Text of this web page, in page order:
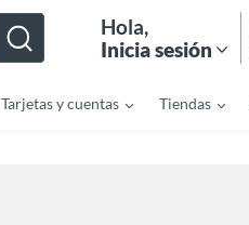
Hola,
Inicia sesión
Tarjetas y cuentas Tiendas